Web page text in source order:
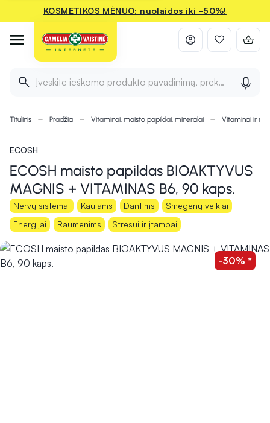
KOSMETIKOS MĖNUO: nuolaidos iki -50%!
Įveskite ieškomo produkto pavadinimą, prekės ženklą ir
Titulinis Pradžia Vitaminai, maisto papildai, mineralai Vitaminai ir
ECOSH
ECOSH maisto papildas BIOAKTYVUS
MAGNIS + VITAMINAS B6, 90 kaps.
Nervų sistemai Kaulams Dantims
Smegenų veiklai
Energijai
Raumenims Stresui ir įtampai
-30% *